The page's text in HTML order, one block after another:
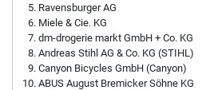
Ravensburger AG
Miele & Cie. KG
dm-drogerie markt GmbH + Co. KG
Andreas Stihl AG & Co. KG (STIHL)
Canyon Bicycles GmbH (Canyon)
ABUS August Bremicker Söhne KG